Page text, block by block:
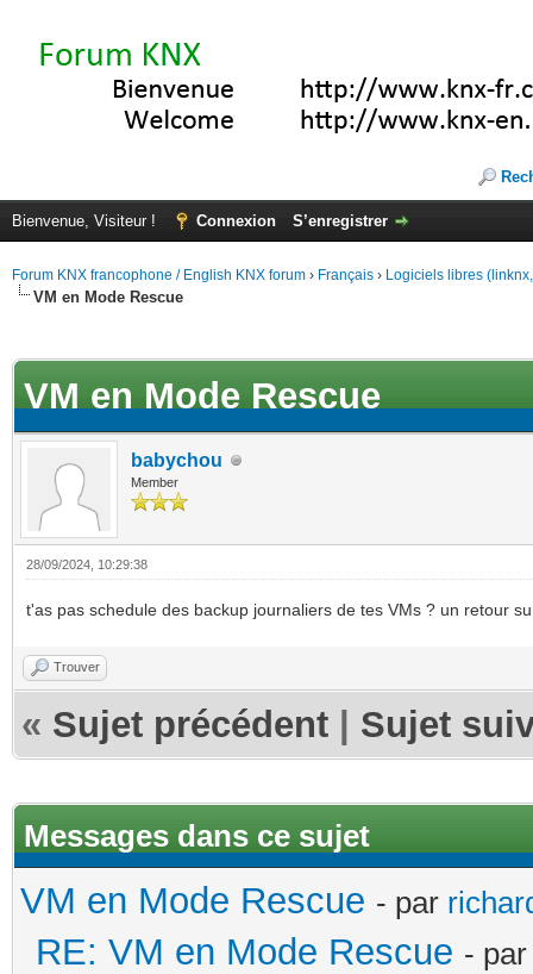
Bienvenue, Visiteur ! Connexion S’enregistrer
Forum KNX francophone / English KNX forum › Français › Logiciels libres
VM en Mode Rescue
VM en Mode Rescue
babychou
Member
28/09/2024, 10:29:38
t'as pas schedule des backup journaliers de tes VMs ? un retour
Trouver
« Sujet précédent Sujet
Messages dans ce sujet
VM en Mode Rescue - par
RE: VM en Mode Rescue -